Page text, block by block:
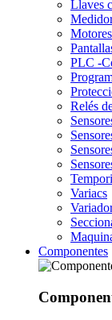
Llaves
PLC -
Relés
Variacs
Componentes